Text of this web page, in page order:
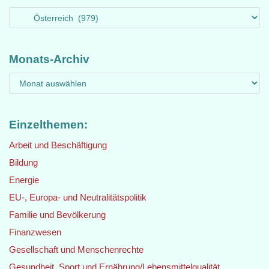
Monats-Archiv
Einzelthemen:
Arbeit und Beschäftigung
Bildung
Energie
EU-, Europa- und Neutralitätspolitik
Familie und Bevölkerung
Finanzwesen
Gesellschaft und Menschenrechte
Gesundheit, Sport und Ernährung/Lebensmittelqualität